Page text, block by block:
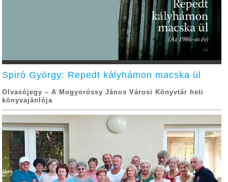
Spiró György: Repedt kályhámon macska ül
Olvasójegy – A Mogyoróssy János Városi Könyvtár heti
könyvajánlója